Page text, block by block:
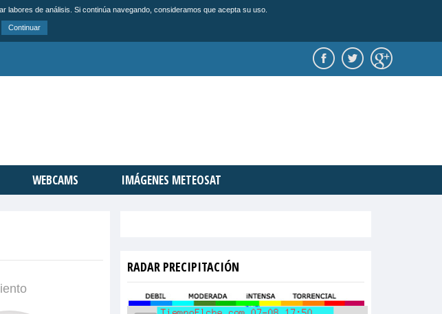
de análisis. Si continúa navegando, consideramos que acepta su uso.
Continuar
WEBCAMS IMÁGENES METEOSAT
RADAR PRECIPITACIÓN